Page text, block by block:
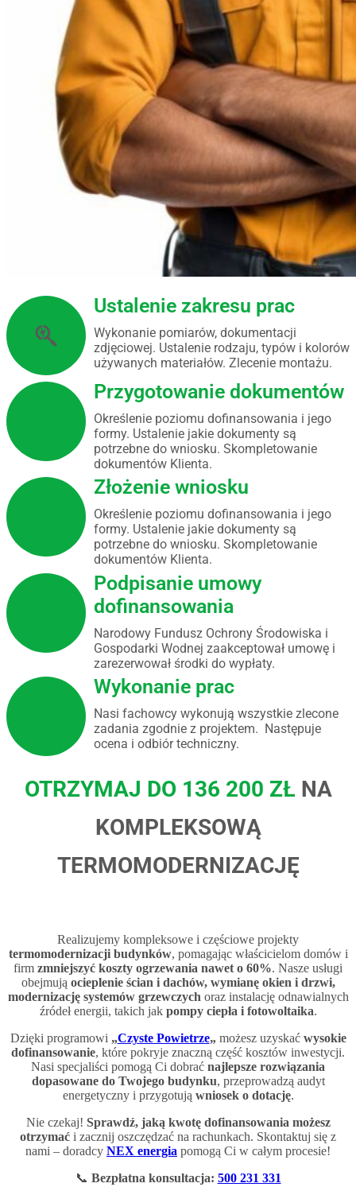
Ustalenie zakresu prac
Wykonanie pomiarów, dokumentacji
zdjęciowej. Ustalenie rodzaju, typów i kolorów
używanych materiałów. Zlecenie montażu.
Przygotowanie dokumentów
Określenie poziomu dofinansowania i jego
formy. Ustalenie jakie dokumenty są
potrzebne do wniosku. Skompletowanie
dokumentów Klienta.
Złożenie wniosku
Określenie poziomu dofinansowania i jego
formy. Ustalenie jakie dokumenty są
potrzebne do wniosku. Skompletowanie
dokumentów Klienta.
Podpisanie umowy
dofinansowania
Narodowy Fundusz Ochrony Środowiska i
Gospodarki Wodnej zaakceptował umowę i
zarezerwował środki do wypłaty.
Wykonanie prac
Nasi fachowcy wykonują wszystkie zlecone
zadania zgodnie z projektem. Następuje
ocena i odbiór techniczny.
OTRZYMAJ DO 136 200 ZŁ NA
KOMPLEKSOWĄ
TERMOMODERNIZACJĘ
Realizujemy kompleksowe i częściowe projekty
termomodernizacji budynków, pomagając właścicielom domów i
firm zmniejszyć koszty ogrzewania nawet o 60%. Nasze usługi
obejmują ocieplenie ścian i dachów, wymianę okien i drzwi,
modernizację systemów grzewczych oraz instalację odnawialnych
źródeł energii, takich jak pompy ciepła i fotowoltaika.
Dzięki programowi „Czyste Powietrze„ możesz uzyskać wysokie
dofinansowanie, które pokryje znaczną część kosztów inwestycji.
Nasi specjaliści pomogą Ci dobrać najlepsze rozwiązania
dopasowane do Twojego budynku, przeprowadzą audyt
energetyczny i przygotują wniosek o dotację.
Nie czekaj! Sprawdź, jaką kwotę dofinansowania możesz
otrzymać i zacznij oszczędzać na rachunkach. Skontaktuj się z
nami – doradcy NEX energia pomogą Ci w całym procesie!
📞 Bezpłatna konsultacja: 500 231 331